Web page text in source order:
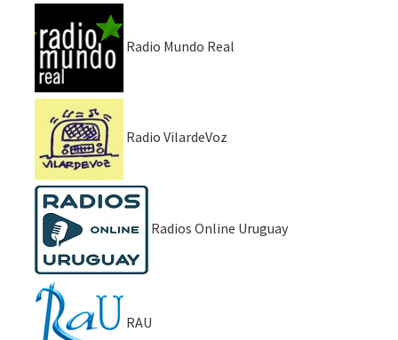
Radio Mundo Real
Radio VilardeVoz
Radios Online Uruguay
RAU